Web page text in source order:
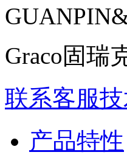
Graco固瑞
联系客服
产品特性